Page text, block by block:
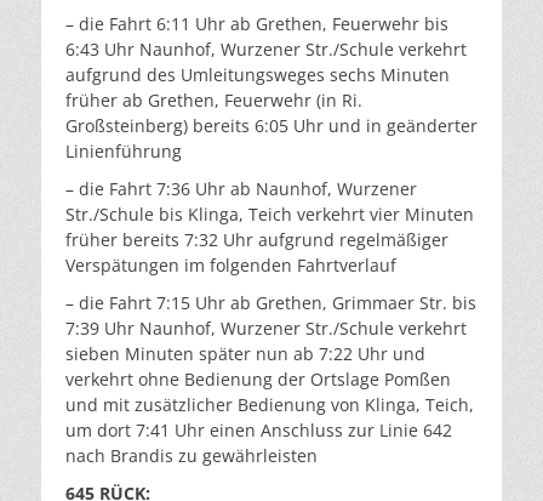
– die Fahrt 6:11 Uhr ab Grethen, Feuerwehr bis
6:43 Uhr Naunhof, Wurzener Str./Schule verkehrt
aufgrund des Umleitungsweges sechs Minuten
früher ab Grethen, Feuerwehr (in Ri.
Großsteinberg) bereits 6:05 Uhr und in geänderter
Linienführung
– die Fahrt 7:36 Uhr ab Naunhof, Wurzener
Str./Schule bis Klinga, Teich verkehrt vier Minuten
früher bereits 7:32 Uhr aufgrund regelmäßiger
Verspätungen im folgenden Fahrtverlauf
– die Fahrt 7:15 Uhr ab Grethen, Grimmaer Str. bis
7:39 Uhr Naunhof, Wurzener Str./Schule verkehrt
sieben Minuten später nun ab 7:22 Uhr und
verkehrt ohne Bedienung der Ortslage Pomßen
und mit zusätzlicher Bedienung von Klinga, Teich,
um dort 7:41 Uhr einen Anschluss zur Linie 642
nach Brandis zu gewährleisten
645 RÜCK: